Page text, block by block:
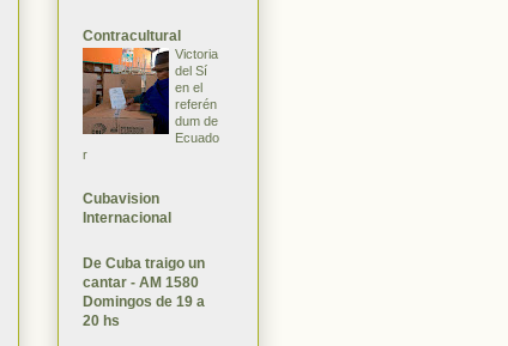
Contracultural
Victoria
del Sí
en el
referén
dum de
Ecuado
r
Cubavision
Internacional
De Cuba traigo un
cantar - AM 1580
Domingos de 19 a
20 hs